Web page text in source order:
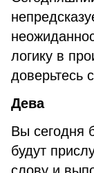
логику в
доверьтесь
Дева
Вы сегодня
будут